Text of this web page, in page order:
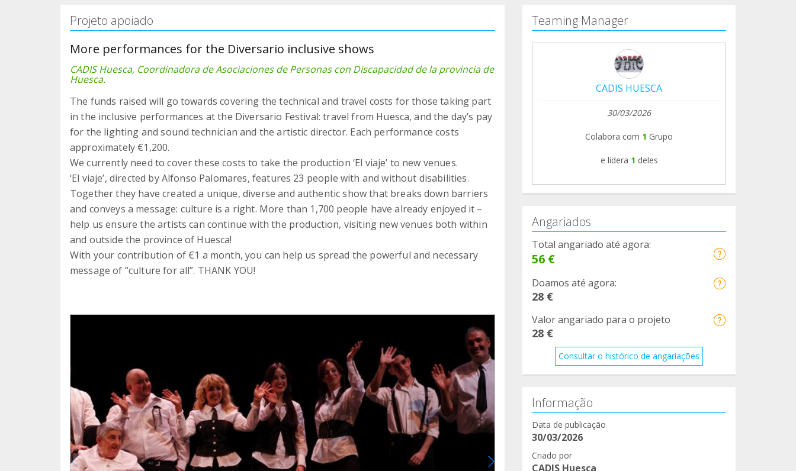
Projeto apoiado
More performances for the Diversario inclusive shows
CADIS Huesca, Coordinadora de Asociaciones de Personas con Discapacidad de la provincia de
Huesca.
The funds raised will go towards covering the technical and travel costs for those taking part
in the inclusive performances at the Diversario Festival: travel from Huesca, and the day’s pay
for the lighting and sound technician and the artistic director. Each performance costs
approximately €1,200.
We currently need to cover these costs to take the production ‘El viaje’ to new venues.
‘El viaje’, directed by Alfonso Palomares, features 23 people with and without disabilities.
Together they have created a unique, diverse and authentic show that breaks down barriers
and conveys a message: culture is a right. More than 1,700 people have already enjoyed it –
help us ensure the artists can continue with the production, visiting new venues both within
and outside the province of Huesca!
With your contribution of €1 a month, you can help us spread the powerful and necessary
message of “culture for all”. THANK YOU!
Teaming Manager
CADIS HUESCA
30/03/2026
Colabora com 1 Grupo
e lidera 1 deles
Angariados
Total angariado até agora:
56 €
Doamos até agora:
28 €
Valor angariado para o projeto
28 €
Consultar o histórico de angariações
Informação
Data de publicação
30/03/2026
Criado por
CADIS Huesca